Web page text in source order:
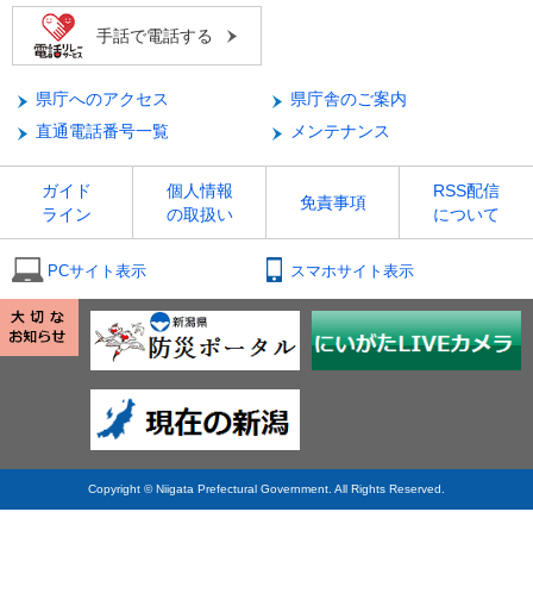
手話で電話する
県庁へのアクセス
県庁舎のご案内
直通電話番号一覧
メンテナンス
ガイド
ライン
個人情報
の取扱い
免責事項
RSS配信
について
PCサイト表示 スマホサイト表示
Copyright © Niigata Prefectural Government. All Rights Reserved.